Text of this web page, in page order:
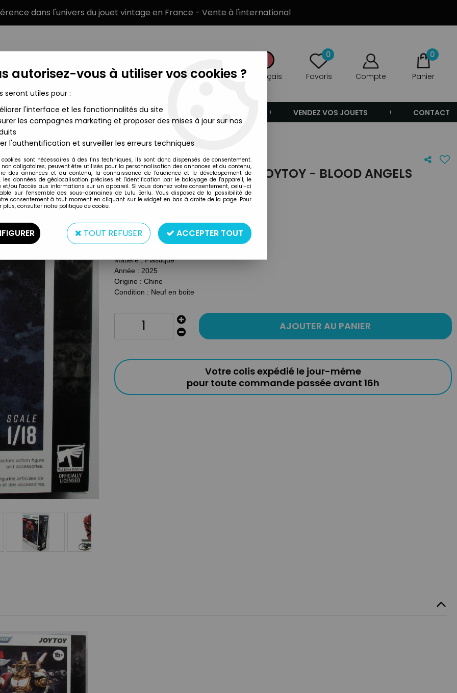
dans l'univers du jouet vintage en France - Vente à l'international
Français
0
Favoris Compte
0
Panier
MARQUES TYPE DE PRODUIT VENDEZ VOS JOUETS CONTACT
Intercessors
Joytoy
WARHAMMER 40,000 - JOYTOY - BLOOD ANGELS
INTERCESSORS
39,99€TTC
Réf. :AR0051068
Type : Figurine Articulée
Matière : Plastique
Année : 2025
Origine : Chine
Condition : Neuf en boite
AJOUTER AU PANIER
Votre colis expédié le jour-même
pour toute commande passée avant 16h
autorisez-vous à utiliser vos cookies ?
seront utiles pour :
l'interface et les fonctionnalités du site
les campagnes marketing et proposer des mises à jour sur nos
l'authentification et surveiller les erreurs techniques
cookies sont nécessaires à des fins techniques, ils sont donc dispensés de consentement.
non obligatoires, peuvent être utilisés pour la personnalisation des annonces et du contenu,
des annonces et du contenu, la connaissance de l'audience et le développement de
les données de géolocalisation précises et l'identification par le balayage de l'appareil, le
et/ou l'accès aux informations sur un appareil. Si vous donnez votre consentement, celui-ci
sur l’ensemble des sous-domaines de Lulu Berlu. Vous disposez de la possibilité de
consentement à tout moment en cliquant sur le widget en bas à droite de la page. Pour
plus, consulter notre politique de cookie.
TOUT REFUSER ACCEPTER TOUT